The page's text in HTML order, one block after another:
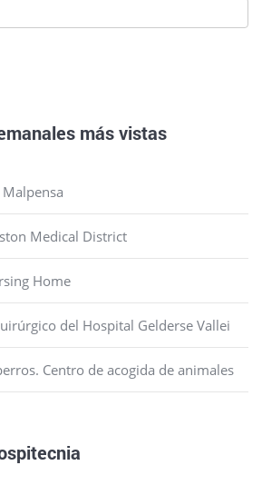
más vistas
Medical District
Home
del Hospital Gelderse Vallei
Centro de acogida de animales